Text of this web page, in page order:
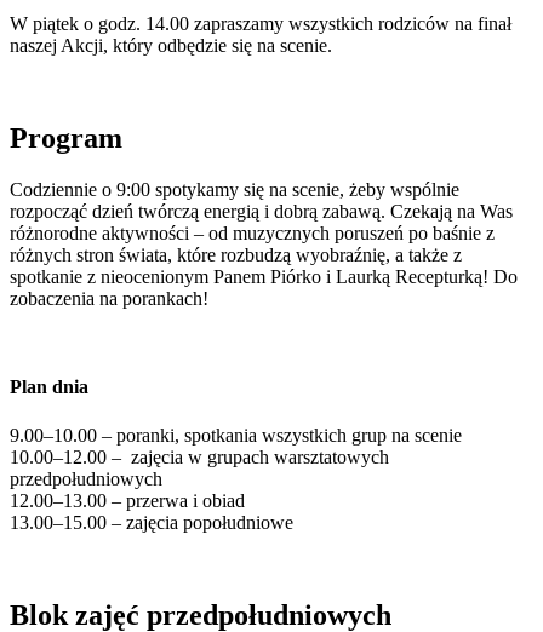
W piątek o godz. 14.00 zapraszamy wszystkich rodziców na finał
naszej Akcji, który odbędzie się na scenie.
Program
Codziennie o 9:00 spotykamy się na scenie, żeby wspólnie
rozpocząć dzień twórczą energią i dobrą zabawą. Czekają na Was
różnorodne aktywności – od muzycznych poruszeń po baśnie z
różnych stron świata, które rozbudzą wyobraźnię, a także z
spotkanie z nieocenionym Panem Piórko i Laurką Recepturką! Do
zobaczenia na porankach!
Plan dnia
9.00–10.00 – poranki, spotkania wszystkich grup na scenie
10.00–12.00 – zajęcia w grupach warsztatowych
przedpołudniowych
12.00–13.00 – przerwa i obiad
13.00–15.00 – zajęcia popołudniowe
Blok zajęć przedpołudniowych